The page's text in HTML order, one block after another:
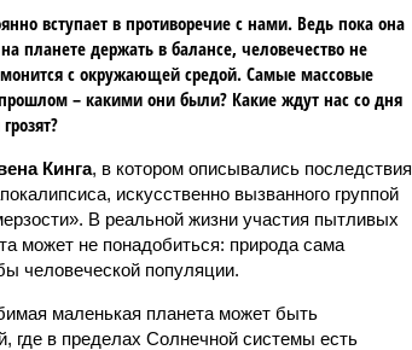
вступает в противоречие с нами. Ведь пока она
планете держать в балансе, человечество не
с окружающей средой. Самые массовые
– какими они были? Какие ждут нас со дня
Кинга, в котором описывались последствия
искусственно вызванного группой
В реальной жизни участия пытливых
может не понадобиться: природа сама
человеческой популяции.
маленькая планета может быть
где в пределах Солнечной системы есть